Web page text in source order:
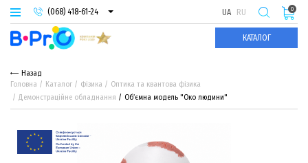
(068) 418-61-24
(093) 974-66-94
(095) 987-29-55
UA RU
КАТАЛОГ
0
Назад
Головна
Каталог Фізика
Оптика та квантова фізика
Демонстраційне обладнання
Об’ємна модель "Око людини"